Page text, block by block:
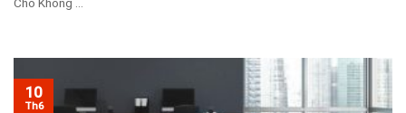
10
Th6